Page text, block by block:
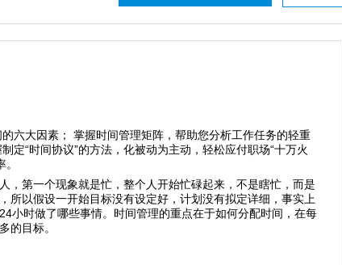
六大因素； 掌握时间管理矩阵，帮助您分析工作任务的轻重
定“时间协议”的方法，化被动为主动，轻松应付职场“十万火
，第一个现象就是忙，整个人开始忙碌起来，不是瞎忙，而是
所以假设一开始目标没有设定好，计划没有拟定详细，事实上
小时做了哪些事情。时间管理的重点在于如何分配时间，在每
的目标。